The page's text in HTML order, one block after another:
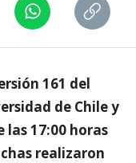
161 del
de Chile y
17:00 horas
realizaron